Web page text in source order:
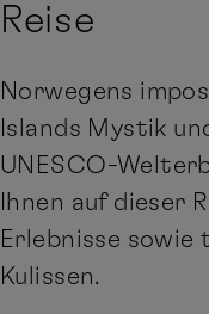
Reise
Norwegens
Islands Mystik
UNESCO-
Ihnen auf dieser
Erlebnisse
Kulissen.